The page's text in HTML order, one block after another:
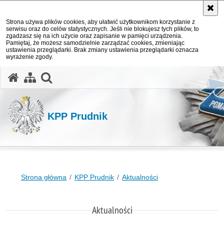
Strona używa plików cookies, aby ułatwić użytkownikom korzystanie z
serwisu oraz do celów statystycznych. Jeśli nie blokujesz tych plików, to
zgadzasz się na ich użycie oraz zapisanie w pamięci urządzenia.
Pamiętaj, że możesz samodzielnie zarządzać cookies, zmieniając
ustawienia przeglądarki. Brak zmiany ustawienia przeglądarki oznacza
wyrażenie zgody.
KPP Prudnik
Strona główna KPP Prudnik Aktualności
Aktualności